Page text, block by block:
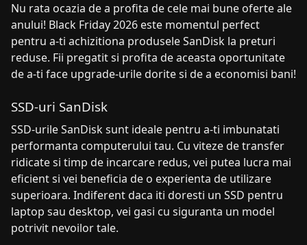
Nu rata ocazia de a profita de cele mai bune oferte ale
anului! Black Friday 2026 este momentul perfect
pentru a-ti achizitiona produsele SanDisk la preturi
reduse. Fii pregatit si profita de aceasta oportunitate
de a-ti face upgrade-urile dorite si de a economisi bani!
SSD-uri SanDisk
SSD-urile SanDisk sunt ideale pentru a-ti imbunatati
performanta computerului tau. Cu viteze de transfer
ridicate si timp de incarcare redus, vei putea lucra mai
eficient si vei beneficia de o experienta de utilizare
superioara. Indiferent daca iti doresti un SSD pentru
laptop sau desktop, vei gasi cu siguranta un model
potrivit nevoilor tale.